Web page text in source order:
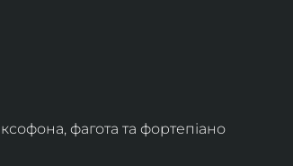
фагота та фортепіано